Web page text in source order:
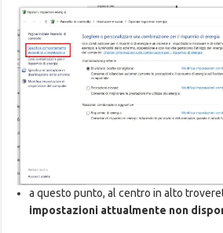
a questo punto, al centro in alto
impostazioni attualmente non